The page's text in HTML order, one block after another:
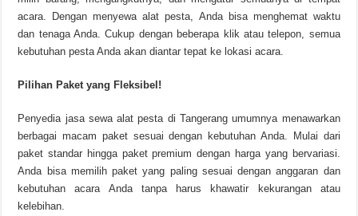
acara. Dengan menyewa alat pesta, Anda bisa menghemat waktu
dan tenaga Anda. Cukup dengan beberapa klik atau telepon, semua
kebutuhan pesta Anda akan diantar tepat ke lokasi acara.
Pilihan Paket yang Fleksibel!
Penyedia jasa sewa alat pesta di Tangerang umumnya menawarkan
berbagai macam paket sesuai dengan kebutuhan Anda. Mulai dari
paket standar hingga paket premium dengan harga yang bervariasi.
Anda bisa memilih paket yang paling sesuai dengan anggaran dan
kebutuhan acara Anda tanpa harus khawatir kekurangan atau
kelebihan.